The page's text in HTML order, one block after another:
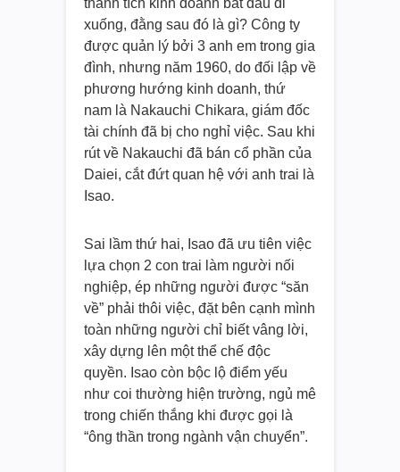
thành tích kinh doanh bắt đầu đi
xuống, đằng sau đó là gì? Công ty
được quản lý bởi 3 anh em trong gia
đình, nhưng năm 1960, do đối lập về
phương hướng kinh doanh, thứ
nam là Nakauchi Chikara, giám đốc
tài chính đã bị cho nghỉ việc. Sau khi
rút về Nakauchi đã bán cổ phần của
Daiei, cắt đứt quan hệ với anh trai là
Isao.
Sai lầm thứ hai, Isao đã ưu tiên việc
lựa chọn 2 con trai làm người nối
nghiệp, ép những người được “săn
về” phải thôi việc, đặt bên cạnh mình
toàn những người chỉ biết vâng lời,
xây dựng lên một thể chế độc
quyền. Isao còn bộc lộ điểm yếu
như coi thường hiện trường, ngủ mê
trong chiến thắng khi được gọi là
“ông thần trong ngành vận chuyển”.